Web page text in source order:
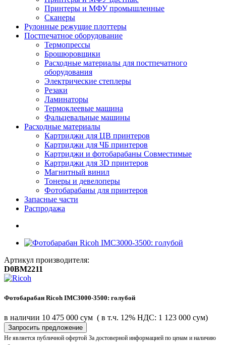
Принтеры и МФУ промышленные
Сканеры
Рулонные режущие плоттеры
Постпечатное оборудование
Термопрессы
Брошюровщики
Расходные материалы для постпечатного
оборудования
Электрические степлеры
Резаки
Ламинаторы
Термоклеевые машина
Фальцевальные машины
Расходные материалы
Картриджи для ЦВ принтеров
Картриджи для ЧБ принтеров
Картриджи и фотобарабаны Совместимые
Картриджи для 3D принтеров
Магнитный винил
Тонеры и девелоперы
Фотобарабаны для принтеров
Запасные части
Распродажа
Артикул производителя:
D0BM2211
Фотобарабан Ricoh IMC3000-3500: голубой
в наличии 10 475 000 сум ( в т.ч. 12% НДС: 1 123 000 сум)
Запросить предложение
Не является публичной офертой За достоверной информацией по ценам и наличию